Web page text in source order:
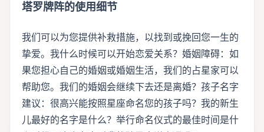
塔罗牌阵的使用细节
我们可以为您提供补救措施，以找到或挽回您一生的
挚爱。我什么时候可以开始恋爱关系？婚姻障碍：如
果您担心自己的婚姻或婚姻生活，我们的占星家可以
帮助您。我们的婚姻会继续下去还是离婚？孩子名字
建议：很高兴能按照星座命名您的孩子吗？我的新生
儿最好的名字是什么？举行命名仪式的最佳时间是什